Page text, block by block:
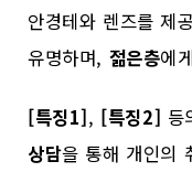
안경테와 렌즈를 제
유명하며, 젊은층에
[특징1], [특징2] 등
상담을 통해 개인의